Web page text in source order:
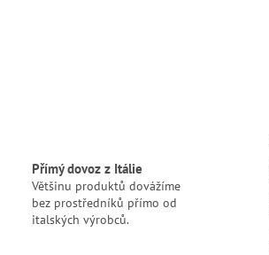
Přímý dovoz z Itálie
Většinu produktů dovážíme
bez prostředníků přímo od
italských výrobců.